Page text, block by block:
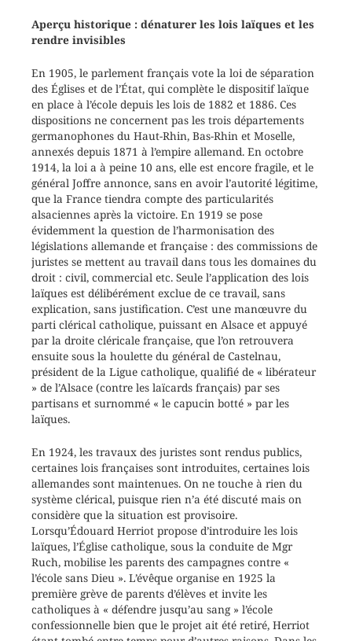
Aperçu historique : dénaturer les lois laïques et les
rendre invisibles
En 1905, le parlement français vote la loi de séparation
des Églises et de l’État, qui complète le dispositif laïque
en place à l’école depuis les lois de 1882 et 1886. Ces
dispositions ne concernent pas les trois départements
germanophones du Haut-Rhin, Bas-Rhin et Moselle,
annexés depuis 1871 à l’empire allemand. En octobre
1914, la loi a à peine 10 ans, elle est encore fragile, et le
général Joffre annonce, sans en avoir l’autorité légitime,
que la France tiendra compte des particularités
alsaciennes après la victoire. En 1919 se pose
évidemment la question de l’harmonisation des
législations allemande et française : des commissions de
juristes se mettent au travail dans tous les domaines du
droit : civil, commercial etc. Seule l’application des lois
laïques est délibérément exclue de ce travail, sans
explication, sans justification. C’est une manœuvre du
parti clérical catholique, puissant en Alsace et appuyé
par la droite cléricale française, que l’on retrouvera
ensuite sous la houlette du général de Castelnau,
président de la Ligue catholique, qualifié de « libérateur
» de l’Alsace (contre les laïcards français) par ses
partisans et surnommé « le capucin botté » par les
laïques.
En 1924, les travaux des juristes sont rendus publics,
certaines lois françaises sont introduites, certaines lois
allemandes sont maintenues. On ne touche à rien du
système clérical, puisque rien n’a été discuté mais on
considère que la situation est provisoire.
Lorsqu’Édouard Herriot propose d’introduire les lois
laïques, l’Église catholique, sous la conduite de Mgr
Ruch, mobilise les parents des campagnes contre «
l’école sans Dieu ». L’évêque organise en 1925 la
première grève de parents d’élèves et invite les
catholiques à « défendre jusqu’au sang » l’école
confessionnelle bien que le projet ait été retiré, Herriot